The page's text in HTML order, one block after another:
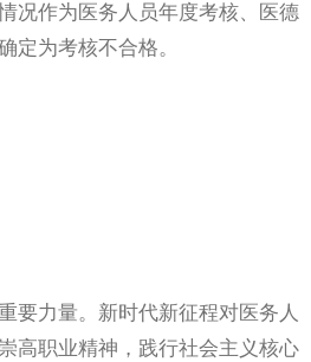
况作为医务人员年度考核、医德
定为考核不合格。
力量。新时代新征程对医务人
高职业精神，践行社会主义核心